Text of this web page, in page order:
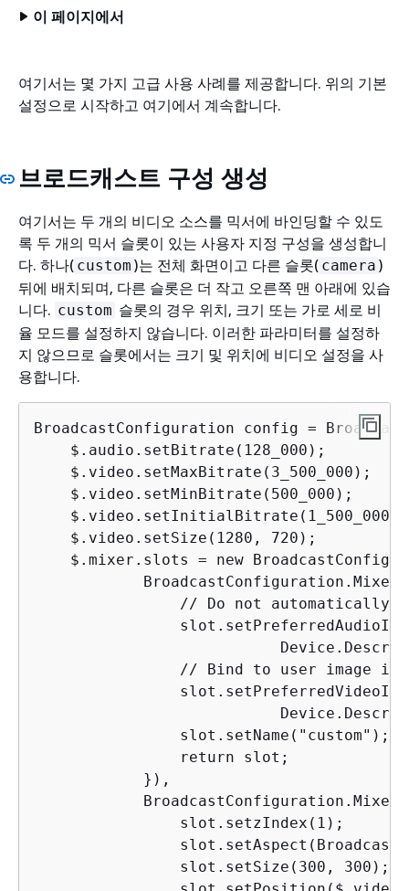
이 페이지에서
여기서는 몇 가지 고급 사용 사례를 제공합니다. 위의 기본
설정으로 시작하고 여기에서 계속합니다.
브로드캐스트 구성 생성
여기서는 두 개의 비디오 소스를 믹서에 바인딩할 수 있도
록 두 개의 믹서 슬롯이 있는 사용자 지정 구성을 생성합니
다. 하나( custom )는 전체 화면이고 다른 슬롯( camera )
뒤에 배치되며, 다른 슬롯은 더 작고 오른쪽 맨 아래에 있습
니다. custom 슬롯의 경우 위치, 크기 또는 가로 세로 비
율 모드를 설정하지 않습니다. 이러한 파라미터를 설정하
지 않으므로 슬롯에서는 크기 및 위치에 비디오 설정을 사
용합니다.
BroadcastConfiguration config =
    $.audio.setBitrate(128_000);
    $.video.setMaxBitrate(3_500_000);
    $.video.setMinBitrate(500_000);
    $.video.setInitialBitrate(1_500_000);
    $.video.setSize(1280, 720);
$.mixer.slots = new
// Do not automatically
// Bind to user image if
                slot.setName("custom");
                return slot;
            }),
                slot.setzIndex(1);
                slot.setSize(300, 300);